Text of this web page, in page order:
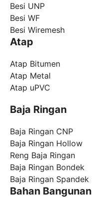
Besi UNP
Besi WF
Besi Wiremesh
Atap
Atap Bitumen
Atap Metal
Atap uPVC
Baja Ringan
Baja Ringan CNP
Baja Ringan Hollow
Reng Baja Ringan
Baja Ringan Bondek
Baja Ringan Spandek
Bahan Bangunan